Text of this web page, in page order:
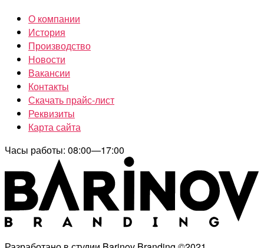
О компании
История
Производство
Новости
Вакансии
Контакты
Скачать прайс-лист
Реквизиты
Карта сайта
Часы работы: 08:00—17:00